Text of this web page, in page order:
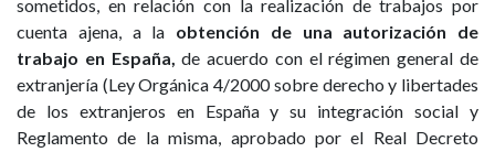
sometidos, en relación con la realización de trabajos por
cuenta ajena, a la obtención de una autorización de
trabajo en España,de acuerdo con el régimen general de
extranjería (Ley Orgánica 4/2000 sobre derecho y libertades
de los extranjeros en España y su integración social y
Reglamento de la misma, aprobado por el Real Decreto